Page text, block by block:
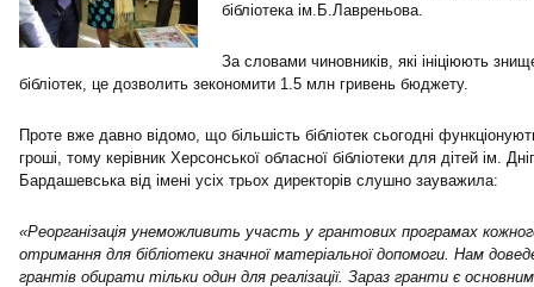
бібліотека ім.Б.Лавреньова.
За словами чиновників, які ініціюють
бібліотек, це дозволить зекономити 1.5 млн гривень бюджету.
Проте вже давно відомо, що більшість бібліотек сьогодні
гроші, тому керівник Херсонської обласної бібліотеки для дітей ім.
Бардашевська від імені усіх трьох директорів слушно зауважила:
«Реорганізація унеможливить участь у грантових програмах
отримання для бібліотеки значної матеріальної допомоги. Нам
грантів обирати тільки один для реалізації. Зараз гранти є